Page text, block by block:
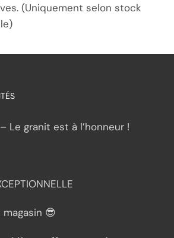
(Uniquement selon stock
– Le granit est à l’honneur !
😎